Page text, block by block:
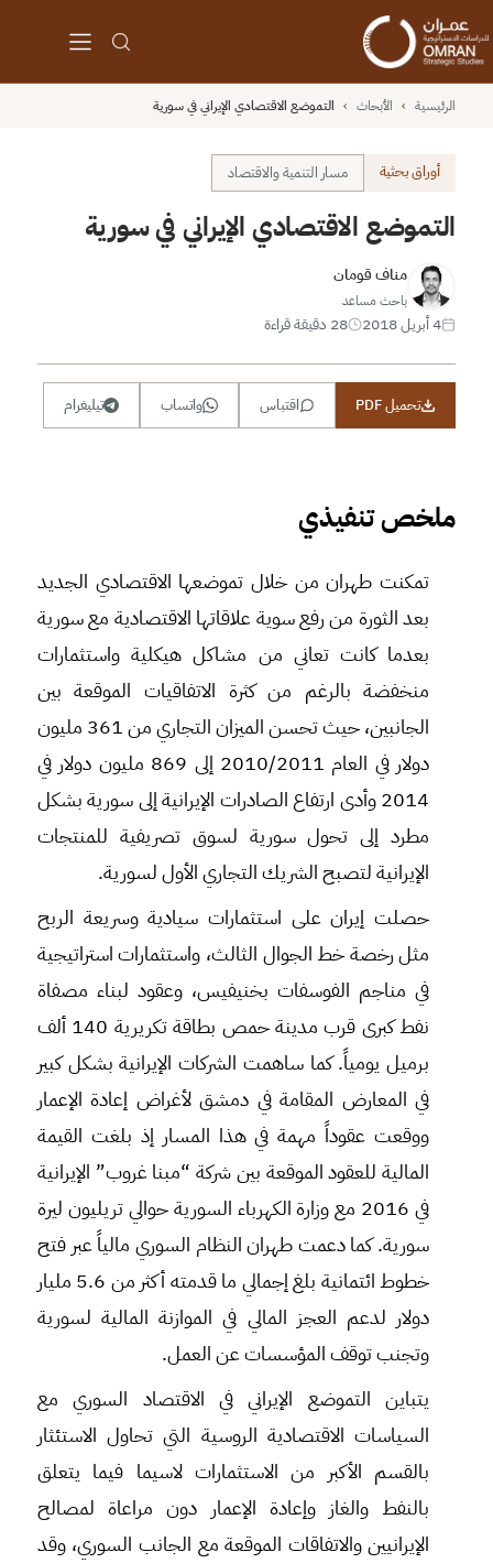
الرئيسية › الأبحاث › التموضع الاقتصادي الإيراني في سورية
أوراق بحثية مسار التنمية والاقتصاد
التموضع الاقتصادي الإيراني في سورية
مناف قومان
باحث مساعد
4 أبريل 2018 28 دقيقة قراءة
تحميل PDF اقتباس واتساب تيليغرام
ملخص تنفيذي
تمكنت طهران من خلال تموضعها الاقتصادي الجديد
بعد الثورة من رفع سوية علاقاتها الاقتصادية مع سورية
بعدما كانت تعاني من مشاكل هيكلية واستثمارات
منخفضة بالرغم من كثرة الاتفاقيات الموقعة بين
الجانبين، حيث تحسن الميزان التجاري من 361 مليون
دولار في العام 2010/2011 إلى 869 مليون دولار في
2014 وأدى ارتفاع الصادرات الإيرانية إلى سورية بشكل
مطرد إلى تحول سورية لسوق تصريفية للمنتجات
الإيرانية لتصبح الشريك التجاري الأول لسورية.
حصلت إيران على استثمارات سيادية وسريعة الربح
مثل رخصة خط الجوال الثالث، واستثمارات استراتيجية
في مناجم الفوسفات بخنيفيس، وعقود لبناء مصفاة
نفط كبرى قرب مدينة حمص بطاقة تكريرية 140 ألف
برميل يومياً. كما ساهمت الشركات الإيرانية بشكل كبير
في المعارض المقامة في دمشق لأغراض إعادة الإعمار
ووقعت عقوداً مهمة في هذا المسار إذ بلغت القيمة
المالية للعقود الموقعة بين شركة “مبنا غروب” الإيرانية
في 2016 مع وزارة الكهرباء السورية حوالي تريليون ليرة
سورية. كما دعمت طهران النظام السوري مالياً عبر فتح
خطوط ائتمانية بلغ إجمالي ما قدمته أكثر من 5.6 مليار
دولار لدعم العجز المالي في الموازنة المالية لسورية
وتجنب توقف المؤسسات عن العمل.
يتباين التموضع الإيراني في الاقتصاد السوري مع
السياسات الاقتصادية الروسية التي تحاول الاستئثار
بالقسم الأكبر من الاستثمارات لاسيما فيما يتعلق
بالنفط والغاز وإعادة الإعمار دون مراعاة لمصالح
الإيرانيين والاتفاقات الموقعة مع الجانب السوري، وقد